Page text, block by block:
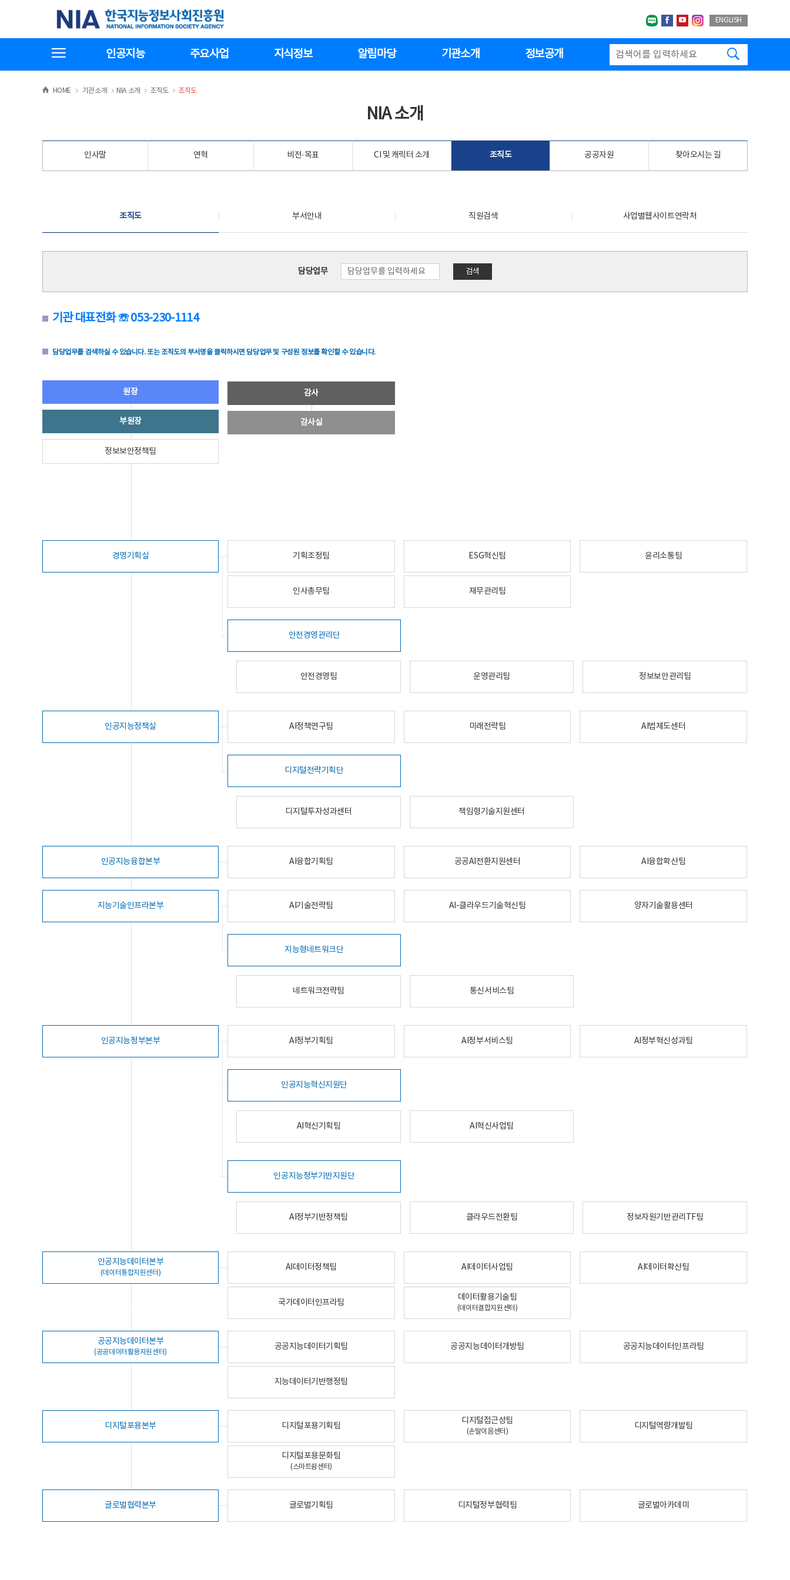
기
한국지능정보사회진흥원
네이버블로그
페이스북
유투브인스타그랩
ENGLISH
인공지능 주요사업 지식정보 알림마당 기관소개 정보공개
HOME >
기관소개 >NIA 소개 >
조직도 >
조직도
NIA 소개
인사말 연혁 비전·목표 CI 및 캐릭터 소개 조직도 공공자원 찾아오시는 길
조직도 부서안내 직원검색 사업별웹사이트연락처
담당업무 검색
기관 대표전화 ☏ 053-230-1114
담당업무를 검색하실 수 있습니다. 또는 조직도의 부서명을 클릭하시면 담당업무 및 구성원 정보를 확인할 수 있습니다.
원장
부원장
정보보안정책팀
감사
감사실
경영기획실 기획조정팀 ESG혁신팀 윤리소통팀
인사총무팀 재무관리팀
안전경영관리단
안전경영팀 운영관리팀 정보보안관리팀
인공지능정책실 AI정책연구팀 미래전략팀 AI법제도센터
디지털전략기획단
디지털투자성과센터 책임형기술지원센터
인공지능융합본부 AI융합기획팀 공공AI전환지원센터 AI융합확산팀
지능기술인프라본부 AI기술전략팀 AI-클라우드기술혁신팀 양자기술활용센터
지능형네트워크단
네트워크전략팀 통신서비스팀
인공지능정부본부 AI정부기획팀 AI정부서비스팀 AI정부혁신성과팀
인공지능혁신지원단
AI혁신기획팀 AI혁신사업팀
인공지능정부기반지원단
AI정부기반정책팀 클라우드전환팀 정보자원기반관리TF팀
인공지능데이터본부
(데이터통합지원센터)
AI데이터정책팀 AI데이터사업팀 AI데이터확산팀
국가데이터인프라팀
데이터활용기술팀
(데이터결합지원센터)
공공지능데이터본부
(공공데이터활용지원센터)
공공지능데이터기획팀 공공지능데이터개방팀 공공지능데이터인프라팀
지능데이터기반행정팀
디지털포용본부 디지털포용기획팀
디지털접근성팀
(손말이음센터)
디지털역량개발팀
디지털포용문화팀
(스마트쉼센터)
글로벌협력본부 글로벌기획팀 디지털정부협력팀 글로벌아카데미